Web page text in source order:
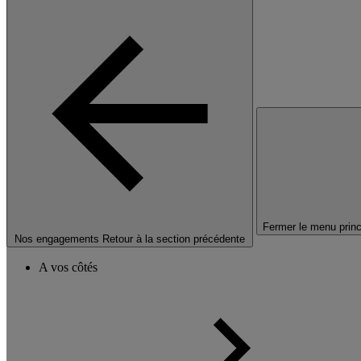
Nos engagements Retour à la section précédente
Fermer le menu
A vos côtés